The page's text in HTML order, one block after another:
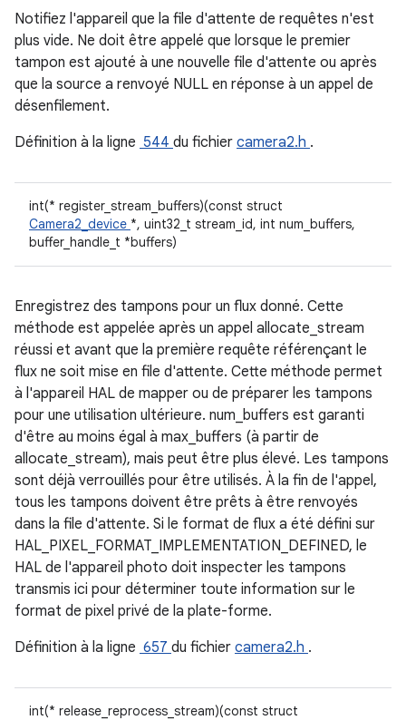
Notifiez l'appareil que la file d'attente de requêtes n'est
plus vide. Ne doit être appelé que lorsque le premier
tampon est ajouté à une nouvelle file d'attente ou après
que la source a renvoyé NULL en réponse à un appel de
désenfilement.
Définition à la ligne 544 du fichier camera2.h .
int(* register_stream_buffers)(const struct
Camera2_device *, uint32_t stream_id, int num_buffers,
buffer_handle_t *buffers)
Enregistrez des tampons pour un flux donné. Cette
méthode est appelée après un appel allocate_stream
réussi et avant que la première requête référençant le
flux ne soit mise en file d'attente. Cette méthode permet
à l'appareil HAL de mapper ou de préparer les tampons
pour une utilisation ultérieure. num_buffers est garanti
d'être au moins égal à max_buffers (à partir de
allocate_stream), mais peut être plus élevé. Les tampons
sont déjà verrouillés pour être utilisés. À la fin de l'appel,
tous les tampons doivent être prêts à être renvoyés
dans la file d'attente. Si le format de flux a été défini sur
HAL_PIXEL_FORMAT_IMPLEMENTATION_DEFINED, le
HAL de l'appareil photo doit inspecter les tampons
transmis ici pour déterminer toute information sur le
format de pixel privé de la plate-forme.
Définition à la ligne 657 du fichier camera2.h .
int(* release_reprocess_stream)(const struct